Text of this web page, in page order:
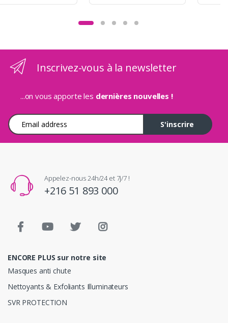
Inscrivez-vous à la newsletter
...on vous apporte les dernières nouvelles !
Adresse e-mail
S'inscrire
Appelez-nous 24h/24 et 7j/7 !
+216 51 893 000
ENCORE PLUS sur notre site
Masques anti chute
Nettoyants & Exfoliants Illuminateurs
SVR PROTECTION